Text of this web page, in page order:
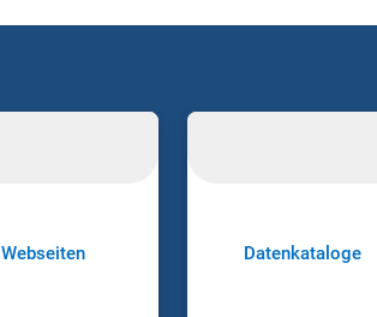
Webseiten Datenkataloge